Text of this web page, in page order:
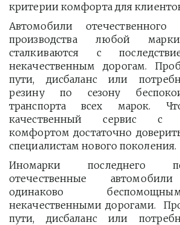
критерии комфорта для
Автомобили
производства любой
сталкиваются с
некачественным дорогам.
пути, дисбаланс или
резину по сезону
транспорта всех марок.
качественный сервис с
комфортом достаточно
специалистам нового поколения.
Иномарки последнего
отечественные
одинаково
некачественными дорогами.
пути, дисбаланс или